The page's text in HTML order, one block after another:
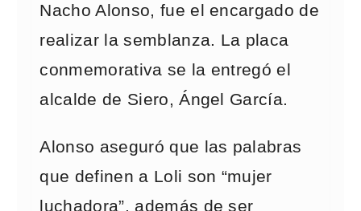
Nacho Alonso, fue el encargado de
realizar la semblanza. La placa
conmemorativa se la entregó el
alcalde de Siero, Ángel García.
Alonso aseguró que las palabras
que definen a Loli son “mujer
luchadora”, además de ser